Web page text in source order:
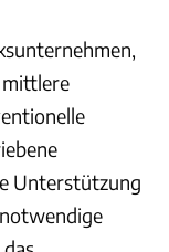
mittlere
Unterstützung